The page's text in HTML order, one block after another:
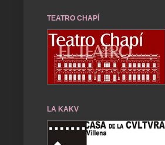
TEATRO CHAPÍ
LA KAKV